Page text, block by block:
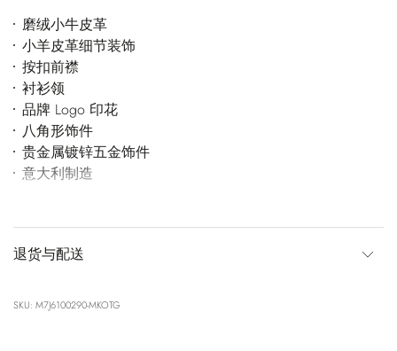
磨绒小牛皮革
小羊皮革细节装饰
按扣前襟
衬衫领
品牌 Logo 印花
八角形饰件
贵金属镀锌五金饰件
意大利制造
退货与配送
SKU: M7J6100290-MKOTG